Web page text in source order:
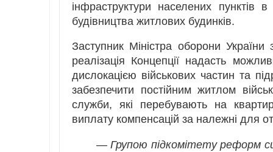
інфраструктури населених пунктів
будівництва житлових будинків.
Заступник Міністра оборони України
реалізація Концепції надасть
дислокацією військових частин та
забезпечити постійним житлом
служби, які перебувають на
виплату компенсацій за належні для
— Групою підкомітету реформ